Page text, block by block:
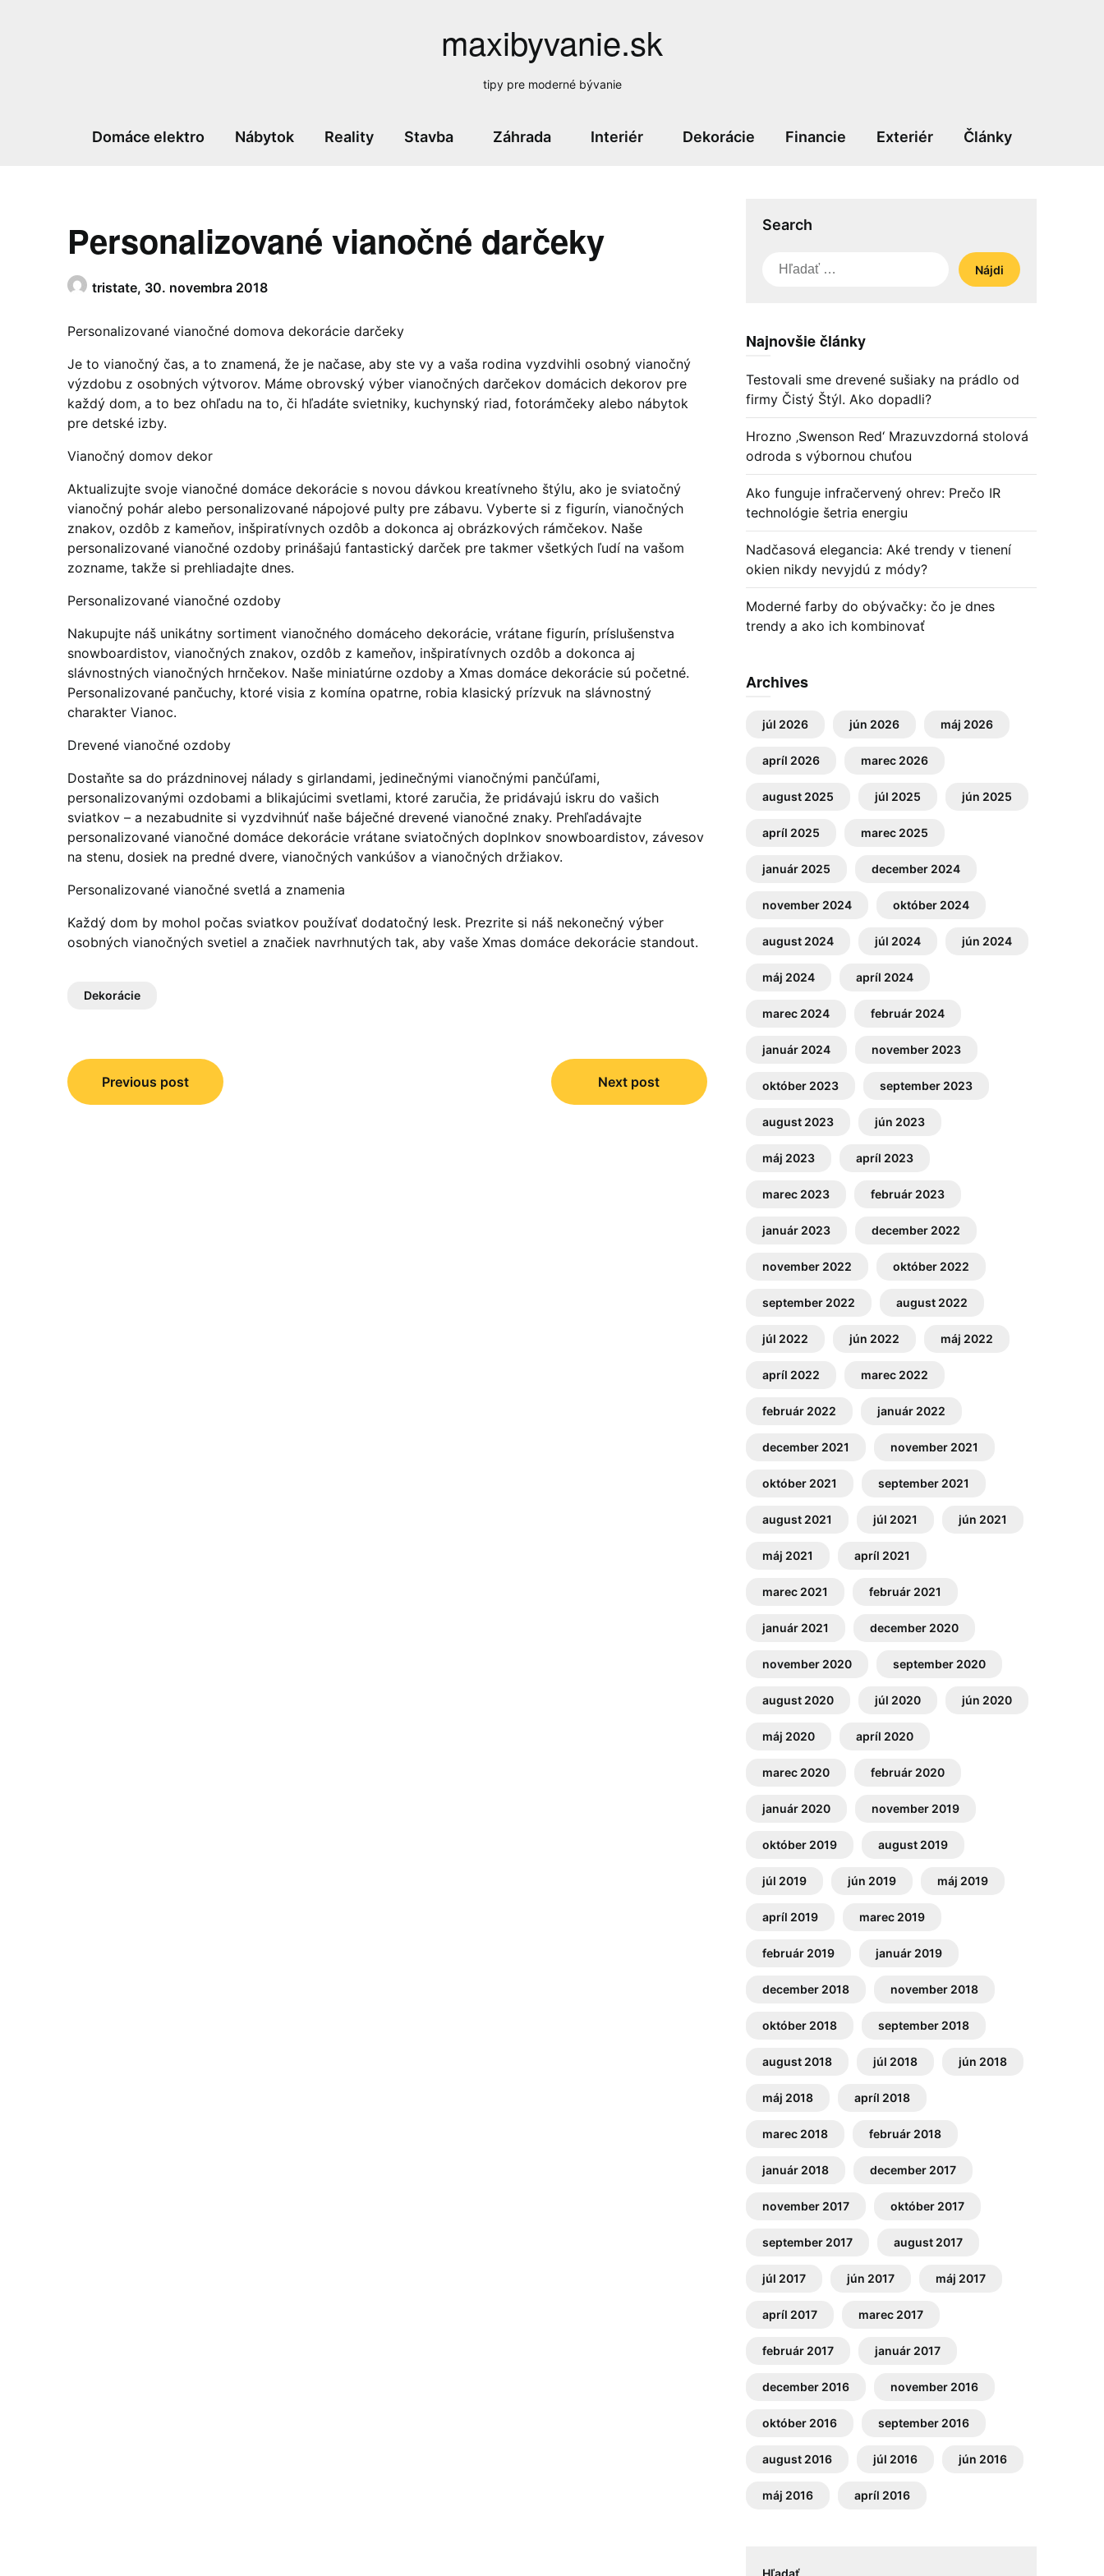
maxibyvanie.sk
tipy pre moderné bývanie
Domáce elektro Nábytok Reality Stavba Záhrada Interiér Dekorácie Financie Exteriér Články
Personalizované vianočné darčeky
tristate, 30. novembra 2018
Personalizované vianočné domova dekorácie darčeky
Je to vianočný čas, a to znamená, že je načase, aby ste vy a vaša rodina vyzdvihli osobný vianočný
výzdobu z osobných výtvorov. Máme obrovský výber vianočných darčekov domácich dekorov pre
každý dom, a to bez ohľadu na to, či hľadáte svietniky, kuchynský riad, fotorámčeky alebo nábytok
pre detské izby.
Vianočný domov dekor
Aktualizujte svoje vianočné domáce dekorácie s novou dávkou kreatívneho štýlu, ako je sviatočný
vianočný pohár alebo personalizované nápojové pulty pre zábavu. Vyberte si z figurín, vianočných
znakov, ozdôb z kameňov, inšpiratívnych ozdôb a dokonca aj obrázkových rámčekov. Naše
personalizované vianočné ozdoby prinášajú fantastický darček pre takmer všetkých ľudí na vašom
zozname, takže si prehliadajte dnes.
Personalizované vianočné ozdoby
Nakupujte náš unikátny sortiment vianočného domáceho dekorácie, vrátane figurín, príslušenstva
snowboardistov, vianočných znakov, ozdôb z kameňov, inšpiratívnych ozdôb a dokonca aj
slávnostných vianočných hrnčekov. Naše miniatúrne ozdoby a Xmas domáce dekorácie sú početné.
Personalizované pančuchy, ktoré visia z komína opatrne, robia klasický prízvuk na slávnostný
charakter Vianoc.
Drevené vianočné ozdoby
Dostaňte sa do prázdninovej nálady s girlandami, jedinečnými vianočnými pančúľami,
personalizovanými ozdobami a blikajúcimi svetlami, ktoré zaručia, že pridávajú iskru do vašich
sviatkov – a nezabudnite si vyzdvihnúť naše báječné drevené vianočné znaky. Prehľadávajte
personalizované vianočné domáce dekorácie vrátane sviatočných doplnkov snowboardistov, závesov
na stenu, dosiek na predné dvere, vianočných vankúšov a vianočných držiakov.
Personalizované vianočné svetlá a znamenia
Každý dom by mohol počas sviatkov používať dodatočný lesk. Prezrite si náš nekonečný výber
osobných vianočných svetiel a značiek navrhnutých tak, aby vaše Xmas domáce dekorácie standout.
Dekorácie
Navigácia
v
Previous post Next post
Search
Hľadať:
Najnovšie články
Testovali sme drevené sušiaky na prádlo od
firmy Čistý Štýl. Ako dopadli?
Hrozno ‚Swenson Red‘ Mrazuvzdorná stolová
odroda s výbornou chuťou
Ako funguje infračervený ohrev: Prečo IR
technológie šetria energiu
Nadčasová elegancia: Aké trendy v tienení
okien nikdy nevyjdú z módy?
Moderné farby do obývačky: čo je dnes
trendy a ako ich kombinovať
Archives
júl 2026 jún 2026 máj 2026
apríl 2026 marec 2026
august 2025 júl 2025 jún 2025
apríl 2025 marec 2025
január 2025 december 2024
november 2024 október 2024
august 2024 júl 2024 jún 2024
máj 2024 apríl 2024
marec 2024 február 2024
január 2024 november 2023
október 2023 september 2023
august 2023 jún 2023
máj 2023 apríl 2023
marec 2023 február 2023
január 2023 december 2022
november 2022 október 2022
september 2022 august 2022
júl 2022 jún 2022 máj 2022
apríl 2022 marec 2022
február 2022 január 2022
december 2021 november 2021
október 2021 september 2021
august 2021 júl 2021 jún 2021
máj 2021 apríl 2021
marec 2021 február 2021
január 2021 december 2020
november 2020 september 2020
august 2020 júl 2020 jún 2020
máj 2020 apríl 2020
marec 2020 február 2020
január 2020 november 2019
október 2019 august 2019
júl 2019 jún 2019 máj 2019
apríl 2019 marec 2019
február 2019 január 2019
december 2018 november 2018
október 2018 september 2018
august 2018 júl 2018 jún 2018
máj 2018 apríl 2018
marec 2018 február 2018
január 2018 december 2017
november 2017 október 2017
september 2017 august 2017
júl 2017 jún 2017 máj 2017
apríl 2017 marec 2017
február 2017 január 2017
december 2016 november 2016
október 2016 september 2016
august 2016 júl 2016 jún 2016
máj 2016 apríl 2016
Hľadať